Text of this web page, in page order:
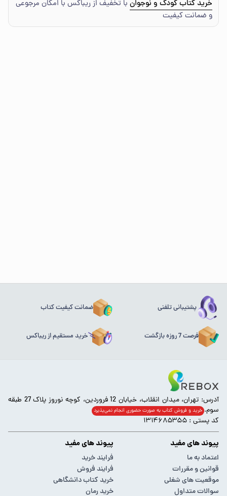
خرید کتاب کودک و نوجوان با تخفیف از ریباکس با امکان مرجوعی
و ضمانت کیفیت
پشتیبانی تلفنی ضمانت کیفیت کتاب
فرصت 7 روزه بازگشت خرید مستقیم از ریباکس
آدرس: تهران، میدان انقلاب، خیابان 12 فروردین، کوچه نوروز پلاک 27 طبقه
سوم. خرید و فروش کتاب به صورت حضوری انجام‌ نمی‌پذیرد
کد پستی : ۱۳۱۴۶۸۵۳۵۵
پیوند های مفید
اعتماد به ما
قوانین و مقررات
موقعیت های شغلی
سوالات متداول
پیوند های مفید
فرایند خرید
فرایند فروش
خرید کتاب دانشگاهی
خرید رمان